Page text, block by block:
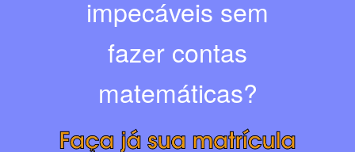
impecáveis sem
fazer contas
matemáticas?